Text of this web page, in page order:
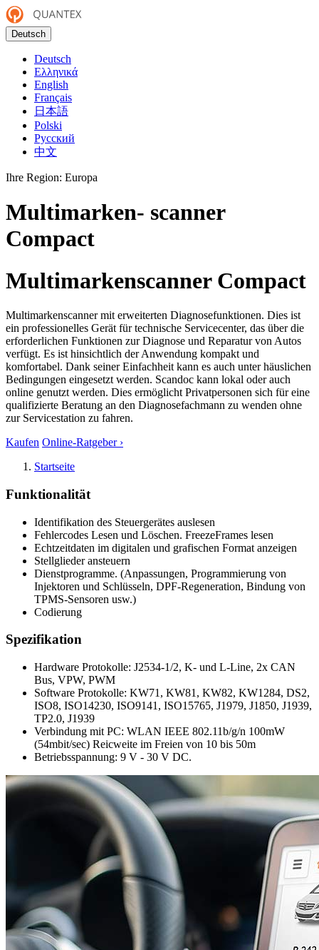
Deutsch
Deutsch
Ελληνικά
English
Français
日本語
Polski
Русский
中文
Ihre Region: Europa
Multimarken- scanner
Compact
Multimarkenscanner Compact
Multimarkenscanner mit erweiterten Diagnosefunktionen. Dies ist
ein professionelles Gerät für technische Servicecenter, das über die
erforderlichen Funktionen zur Diagnose und Reparatur von Autos
verfügt. Es ist hinsichtlich der Anwendung kompakt und
komfortabel. Dank seiner Einfachheit kann es auch unter häuslichen
Bedingungen eingesetzt werden. Scandoc kann lokal oder auch
online genutzt werden. Dies ermöglicht Privatpersonen sich für eine
qualifizierte Beratung an den Diagnosefachmann zu wenden ohne
zur Servicestation zu fahren.
Kaufen Online-Ratgeber ›
Startseite
Funktionalität
Identifikation des Steuergerätes auslesen
Fehlercodes Lesen und Löschen. FreezeFrames lesen
Echtzeitdaten im digitalen und grafischen Format anzeigen
Stellglieder ansteuern
Dienstprogramme. (Anpassungen, Programmierung von
Injektoren und Schlüsseln, DPF-Regeneration, Bindung von
TPMS-Sensoren usw.)
Codierung
Spezifikation
Hardware Protokolle: J2534-1/2, K- und L-Line, 2x CAN
Bus, VPW, PWM
Software Protokolle: KW71, KW81, KW82, KW1284, DS2,
ISO8, ISO14230, ISO9141, ISO15765, J1979, J1850, J1939,
TP2.0, J1939
Verbindung mit PC: WLAN IEEE 802.11b/g/n 100mW
(54mbit/sec) Reicweite im Freien von 10 bis 50m
Betriebsspannung: 9 V - 30 V DC.